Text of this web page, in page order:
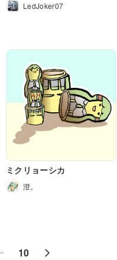
LedJoker07
ミクリョーシカ
澄。
10